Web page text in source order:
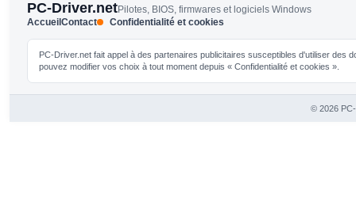
PC-Driver.netPilotes, BIOS, firmwares et logiciels Windows
AccueilContact Confidentialité et cookies
PC-Driver.net fait appel à des partenaires publicitaires susceptibles d'utiliser
pouvez modifier vos choix à tout moment depuis « Confidentialité et cookies ».
© 2026